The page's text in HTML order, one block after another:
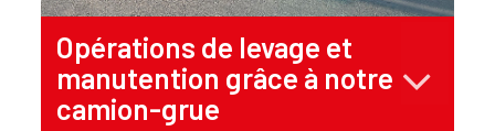
Opérations de levage et
manutention grâce à notre
camion-grue